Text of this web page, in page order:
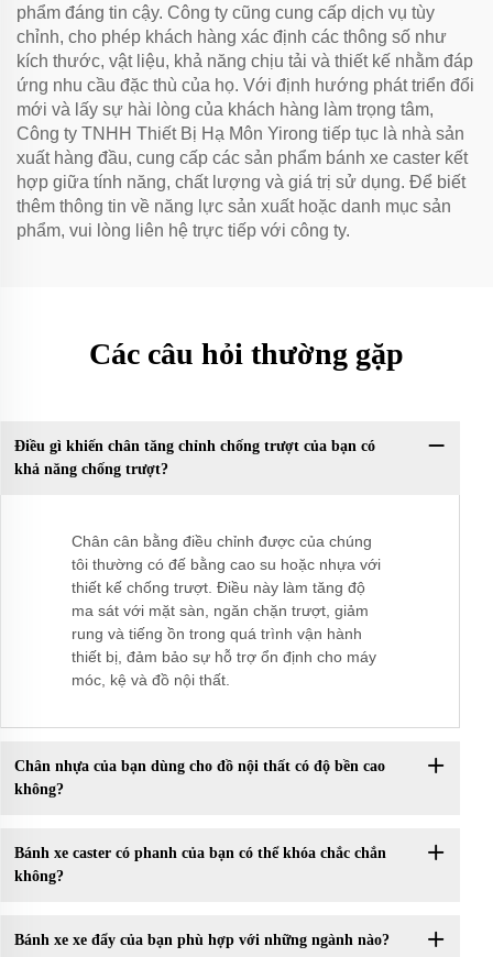
phẩm đáng tin cậy. Công ty cũng cung cấp dịch vụ tùy
chỉnh, cho phép khách hàng xác định các thông số như
kích thước, vật liệu, khả năng chịu tải và thiết kế nhằm đáp
ứng nhu cầu đặc thù của họ. Với định hướng phát triển đổi
mới và lấy sự hài lòng của khách hàng làm trọng tâm,
Công ty TNHH Thiết Bị Hạ Môn Yirong tiếp tục là nhà sản
xuất hàng đầu, cung cấp các sản phẩm bánh xe caster kết
hợp giữa tính năng, chất lượng và giá trị sử dụng. Để biết
thêm thông tin về năng lực sản xuất hoặc danh mục sản
phẩm, vui lòng liên hệ trực tiếp với công ty.
Các câu hỏi thường gặp
Điều gì khiến chân tăng chỉnh chống trượt của bạn có
khả năng chống trượt?
Chân cân bằng điều chỉnh được của chúng
tôi thường có đế bằng cao su hoặc nhựa với
thiết kế chống trượt. Điều này làm tăng độ
ma sát với mặt sàn, ngăn chặn trượt, giảm
rung và tiếng ồn trong quá trình vận hành
thiết bị, đảm bảo sự hỗ trợ ổn định cho máy
móc, kệ và đồ nội thất.
Chân nhựa của bạn dùng cho đồ nội thất có độ bền cao
không?
Bánh xe caster có phanh của bạn có thể khóa chắc chắn
không?
Bánh xe xe đẩy của bạn phù hợp với những ngành nào?